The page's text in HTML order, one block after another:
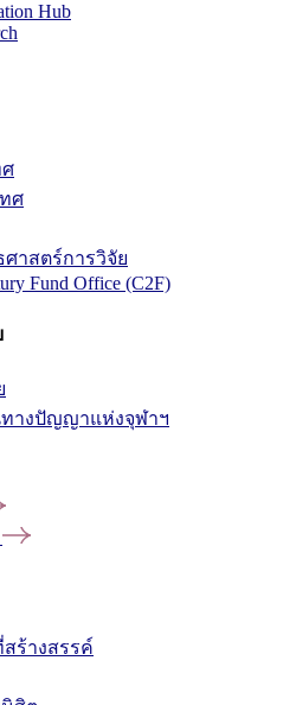
Hub
ศ
าสตร์การวิจัย
Fund Office (C2F)
างปัญญาแห่งจุฬาฯ
ร้างสรรค์